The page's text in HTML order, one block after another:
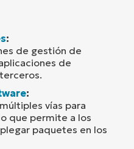
:
de gestión de
de
:
vías para
que permite a los
paquetes en los